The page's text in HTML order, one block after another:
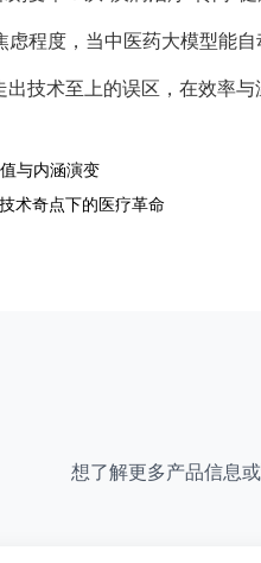
虑程度，当中医药大模型能
技术至上的误区，在效率
与内涵演变
术奇点下的医疗革命
想了解更多产品信息